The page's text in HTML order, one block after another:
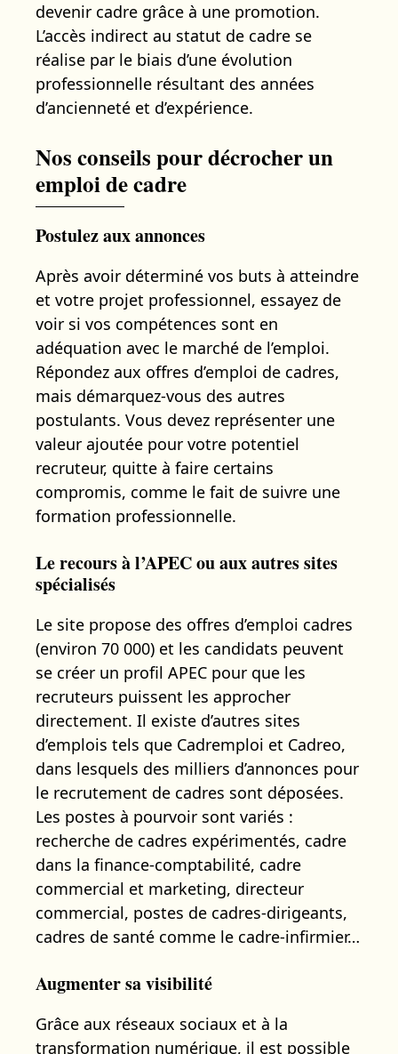
devenir cadre grâce à une promotion.
L’accès indirect au statut de cadre se
réalise par le biais d’une évolution
professionnelle résultant des années
d’ancienneté et d’expérience.
Nos conseils pour décrocher un
emploi de cadre
Postulez aux annonces
Après avoir déterminé vos buts à atteindre
et votre projet professionnel, essayez de
voir si vos compétences sont en
adéquation avec le marché de l’emploi.
Répondez aux offres d’emploi de cadres,
mais démarquez-vous des autres
postulants. Vous devez représenter une
valeur ajoutée pour votre potentiel
recruteur, quitte à faire certains
compromis, comme le fait de suivre une
formation professionnelle.
Le recours à l’APEC ou aux autres sites
spécialisés
Le site propose des offres d’emploi cadres
(environ 70 000) et les candidats peuvent
se créer un profil APEC pour que les
recruteurs puissent les approcher
directement. Il existe d’autres sites
d’emplois tels que Cadremploi et Cadreo,
dans lesquels des milliers d’annonces pour
le recrutement de cadres sont déposées.
Les postes à pourvoir sont variés :
recherche de cadres expérimentés, cadre
dans la finance-comptabilité, cadre
commercial et marketing, directeur
commercial, postes de cadres-dirigeants,
cadres de santé comme le cadre-infirmier…
Augmenter sa visibilité
Grâce aux réseaux sociaux et à la
transformation numérique, il est possible